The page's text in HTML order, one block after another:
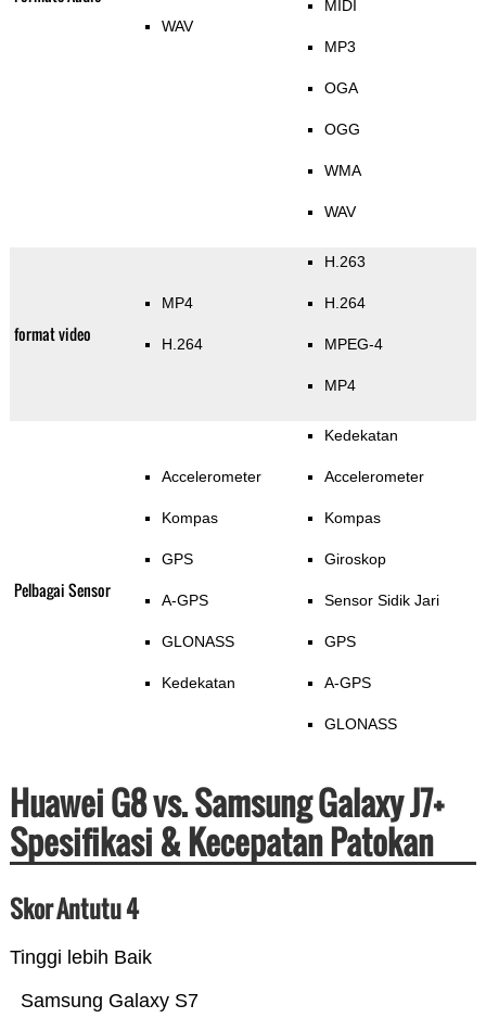
WAV
MIDI
MP3
OGA
OGG
WMA
WAV
format video
MP4
H.264
H.263
H.264
MPEG-4
MP4
Pelbagai Sensor
Accelerometer
Kompas
GPS
A-GPS
GLONASS
Kedekatan
Kedekatan
Accelerometer
Kompas
Giroskop
Sensor Sidik Jari
GPS
A-GPS
GLONASS
Huawei G8 vs. Samsung Galaxy J7+
Spesifikasi & Kecepatan Patokan
Skor Antutu 4
Tinggi lebih Baik
Samsung Galaxy S7